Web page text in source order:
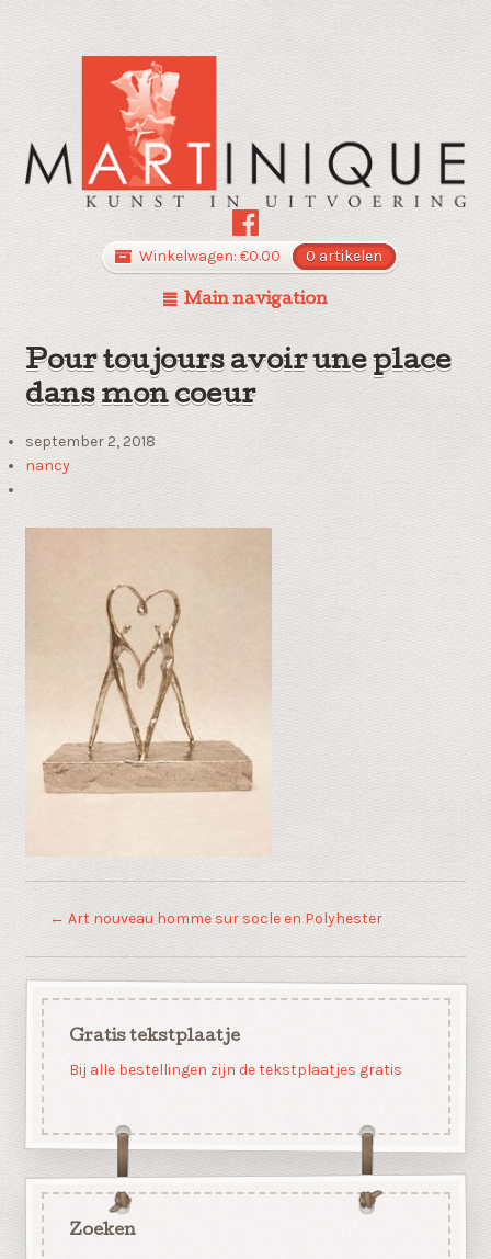
Winkelwagen: €0.00 0 artikelen
Main navigation
Pour toujours avoir une place
dans mon coeur
september 2, 2018
nancy
← Art nouveau homme sur socle en Polyhester
Gratis tekstplaatje
Bij alle bestellingen zijn de tekstplaatjes gratis
Zoeken